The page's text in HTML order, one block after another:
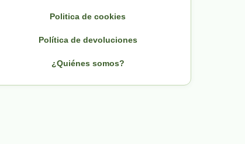
Politica de cookies
Política de devoluciones
¿Quiénes somos?